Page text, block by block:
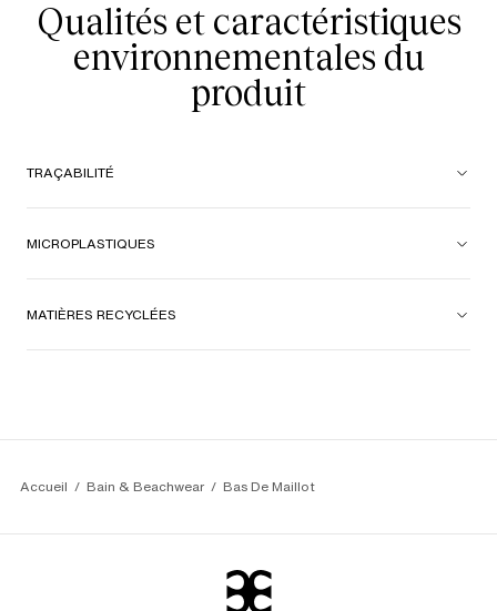
GERDA E.5/529/06/26
Superbe ensemble, le pantalon midi et le haut sont
magnifiques. Et le motif tigre est mon préféré
Qualités et caractéristiques
environnementales du
produit
TRAÇABILITÉ
MICROPLASTIQUES
MATIÈRES RECYCLÉES
Accueil Bain & Beachwear Bas De Maillot